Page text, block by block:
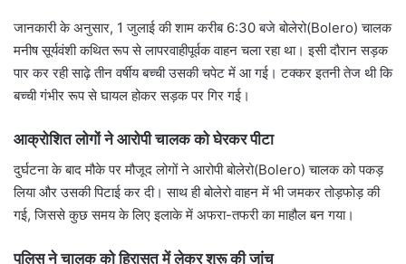
जानकारी के अनुसार, 1 जुलाई की शाम करीब 6:30 बजे बोलेरो(Bolero) चालक
मनीष सूर्यवंशी कथित रूप से लापरवाहीपूर्वक वाहन चला रहा था। इसी दौरान सड़क
पार कर रही साढ़े तीन वर्षीय बच्ची उसकी चपेट में आ गई। टक्कर इतनी तेज थी कि
बच्ची गंभीर रूप से घायल होकर सड़क पर गिर गई।
आक्रोशित लोगों ने आरोपी चालक को घेरकर पीटा
दुर्घटना के बाद मौके पर मौजूद लोगों ने आरोपी बोलेरो(Bolero) चालक को पकड़
लिया और उसकी पिटाई कर दी। साथ ही बोलेरो वाहन में भी जमकर तोड़फोड़ की
गई, जिससे कुछ समय के लिए इलाके में अफरा-तफरी का माहौल बन गया।
पुलिस ने चालक को हिरासत में लेकर शुरू की जांच